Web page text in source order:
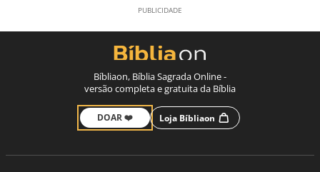
Bíbliaon, Bíblia Sagrada Online -
versão completa e gratuita da Bíblia
DOAR ❤️ Loja Bíbliaon